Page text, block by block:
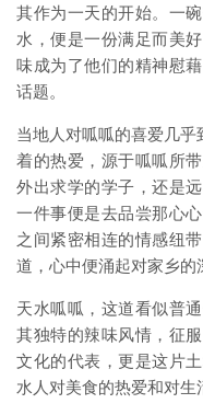
其作为一天的开始。一
水，便是一份满足而美
味成为了他们的精神慰
话题。
当地人对呱呱的喜爱几
着的热爱，源于呱呱所
外出求学的学子，还是
一件事便是去品尝那心
之间紧密相连的情感纽
道，心中便涌起对家乡的
天水呱呱，这道看似普
其独特的辣味风情，征
文化的代表，更是这片
水人对美食的热爱和对生